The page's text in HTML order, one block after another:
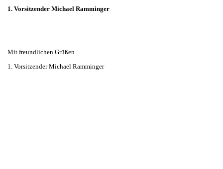
1. Vorsitzender Michael Ramminger
Mit freundlichen Grüßen
1. Vorsitzender Michael Ramminger